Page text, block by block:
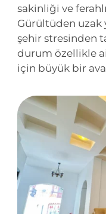
sakinliği ve
Gürültüden uzak
şehir stresinden
durum özellikle
için büyük bir